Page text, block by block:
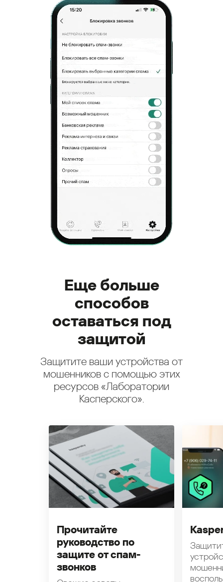
Еще больше
способов
оставаться под
защитой
Защитите ваши устройства от
мошенников с помощью этих
ресурсов «Лаборатории
Касперского».
Прочитайте
руководство по
защите от спам-
звонков